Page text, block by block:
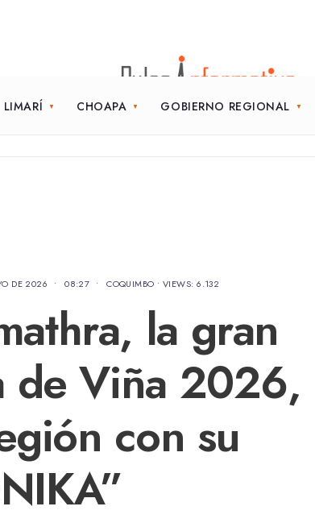
LIMARÍ CHOAPA GOBIERNO REGIONAL
DE 2026 • 08:27 • COQUIMBO •VIEWS: 6.132
la gran
de Viña 2026,
con su